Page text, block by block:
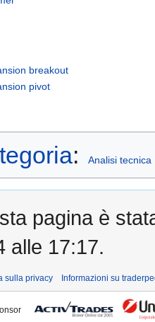
breakout
pivot
: Analisi tecnica
pagina è
alle 17:17.
sulla privacy Informazioni su